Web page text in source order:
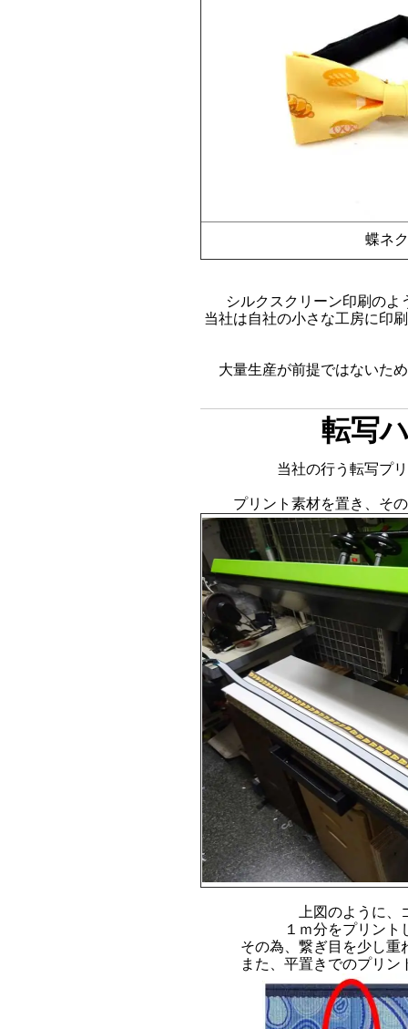
蝶ネ
シルクスクリーン印刷の
当社は自社の小さな工房に印
大量生産が前提ではないた
転写
当社の行う転写プ
プリント素材を置き、そ
上図のように
１ｍ分をプリン
その為、繋ぎ目を少し重
また、平置きでのプリ